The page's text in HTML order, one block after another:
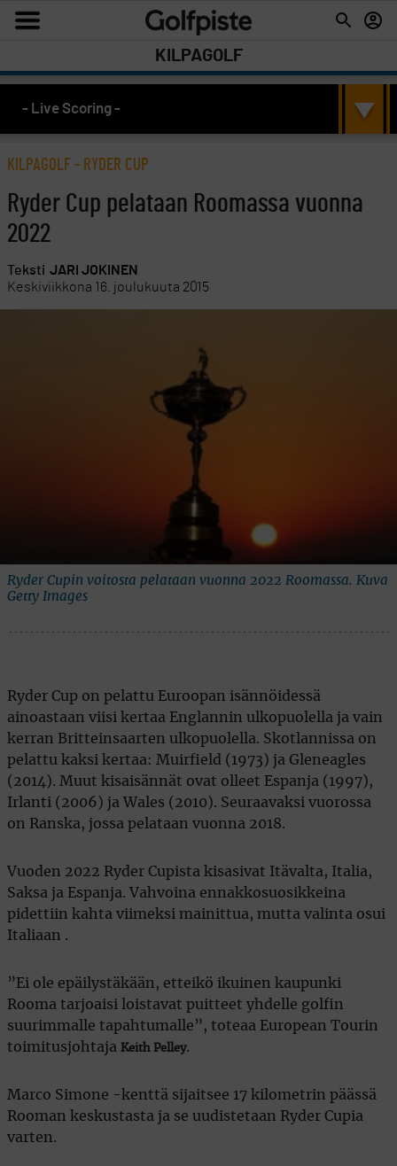
KILPAGOLF
- Live Scoring -
KILPAGOLF - RYDER CUP
Ryder Cup pelataan Roomassa vuonna
2022
Teksti JARI JOKINEN
Keskiviikkona 16. joulukuuta 2015
Ryder Cupin voitosta pelataan vuonna 2022 Roomassa. Kuva
Getty Images
Ryder Cup on pelattu Euroopan isännöidessä
ainoastaan viisi kertaa Englannin ulkopuolella ja vain
kerran Britteinsaarten ulkopuolella. Skotlannissa on
pelattu kaksi kertaa: Muirfield (1973) ja Gleneagles
(2014). Muut kisaisännät ovat olleet Espanja (1997),
Irlanti (2006) ja Wales (2010). Seuraavaksi vuorossa
on Ranska, jossa pelataan vuonna 2018.
Vuoden 2022 Ryder Cupista kisasivat Itävalta, Italia,
Saksa ja Espanja. Vahvoina ennakkosuosikkeina
pidettiin kahta viimeksi mainittua, mutta valinta osui
Italiaan .
”Ei ole epäilystäkään, etteikö ikuinen kaupunki
Rooma tarjoaisi loistavat puitteet yhdelle golfin
suurimmalle tapahtumalle”, toteaa European Tourin
toimitusjohtaja Keith Pelley.
Marco Simone -kenttä sijaitsee 17 kilometrin päässä
Rooman keskustasta ja se uudistetaan Ryder Cupia
varten.